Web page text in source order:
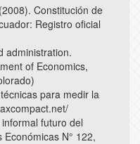
Constitución de
Registro oficial
administration.
of Economics,
para medir la
futuro del
N° 122,